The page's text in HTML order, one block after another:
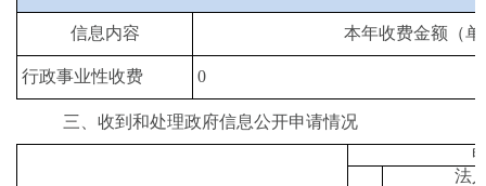
信息内容 本年收费金额（
行政事业性收费 0
三、收到和处理政府信息公开申请情况
法